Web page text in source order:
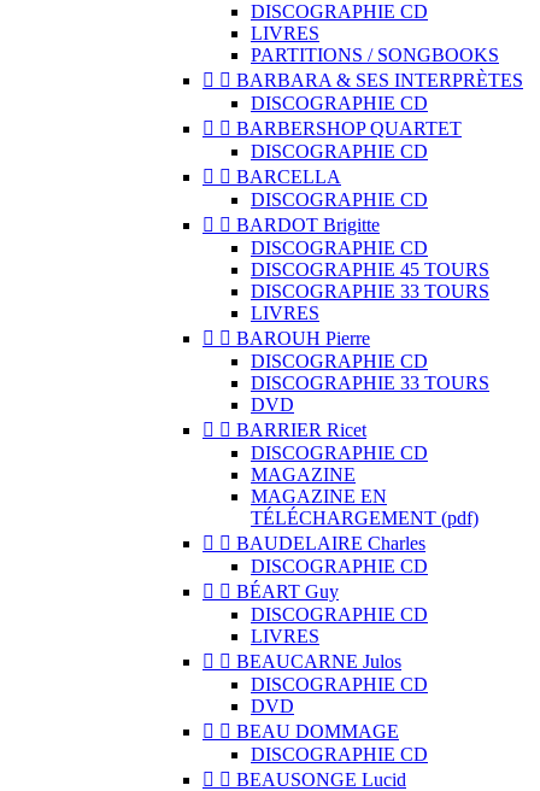
DISCOGRAPHIE CD
LIVRES
PARTITIONS / SONGBOOKS
  BARBARA & SES INTERPRÈTES
DISCOGRAPHIE CD
  BARBERSHOP QUARTET
DISCOGRAPHIE CD
  BARCELLA
DISCOGRAPHIE CD
  BARDOT Brigitte
DISCOGRAPHIE CD
DISCOGRAPHIE 45 TOURS
DISCOGRAPHIE 33 TOURS
LIVRES
  BAROUH Pierre
DISCOGRAPHIE CD
DISCOGRAPHIE 33 TOURS
DVD
  BARRIER Ricet
DISCOGRAPHIE CD
MAGAZINE
MAGAZINE EN
TÉLÉCHARGEMENT (pdf)
  BAUDELAIRE Charles
DISCOGRAPHIE CD
  BÉART Guy
DISCOGRAPHIE CD
LIVRES
  BEAUCARNE Julos
DISCOGRAPHIE CD
DVD
  BEAU DOMMAGE
DISCOGRAPHIE CD
  BEAUSONGE Lucid